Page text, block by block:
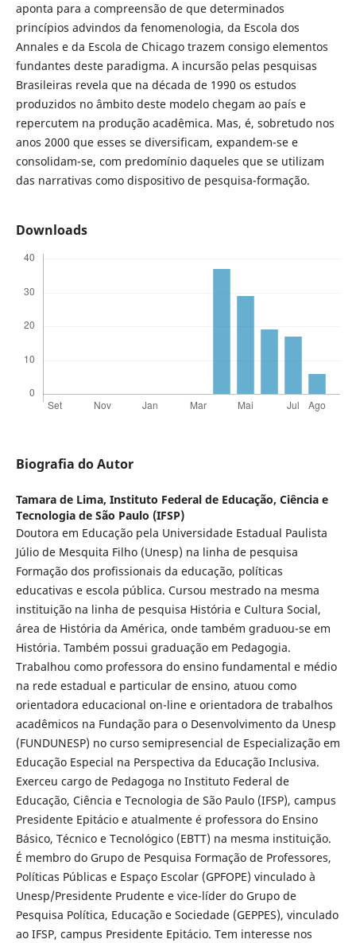
aponta para a compreensão de que determinados
princípios advindos da fenomenologia, da Escola dos
Annales e da Escola de Chicago trazem consigo elementos
fundantes deste paradigma. A incursão pelas pesquisas
Brasileiras revela que na década de 1990 os estudos
produzidos no âmbito deste modelo chegam ao país e
repercutem na produção acadêmica. Mas, é, sobretudo nos
anos 2000 que esses se diversificam, expandem-se e
consolidam-se, com predomínio daqueles que se utilizam
das narrativas como dispositivo de pesquisa-formação.
Downloads
Biografia do Autor
Tamara de Lima, Instituto Federal de Educação, Ciência e
Tecnologia de São Paulo (IFSP)
Doutora em Educação pela Universidade Estadual Paulista
Júlio de Mesquita Filho (Unesp) na linha de pesquisa
Formação dos profissionais da educação, políticas
educativas e escola pública. Cursou mestrado na mesma
instituição na linha de pesquisa História e Cultura Social,
área de História da América, onde também graduou-se em
História. Também possui graduação em Pedagogia.
Trabalhou como professora do ensino fundamental e médio
na rede estadual e particular de ensino, atuou como
orientadora educacional on-line e orientadora de trabalhos
acadêmicos na Fundação para o Desenvolvimento da Unesp
(FUNDUNESP) no curso semipresencial de Especialização em
Educação Especial na Perspectiva da Educação Inclusiva.
Exerceu cargo de Pedagoga no Instituto Federal de
Educação, Ciência e Tecnologia de São Paulo (IFSP), campus
Presidente Epitácio e atualmente é professora do Ensino
Básico, Técnico e Tecnológico (EBTT) na mesma instituição.
É membro do Grupo de Pesquisa Formação de Professores,
Políticas Públicas e Espaço Escolar (GPFOPE) vinculado à
Unesp/Presidente Prudente e vice-líder do Grupo de
Pesquisa Política, Educação e Sociedade (GEPPES), vinculado
ao IFSP, campus Presidente Epitácio. Tem interesse nos